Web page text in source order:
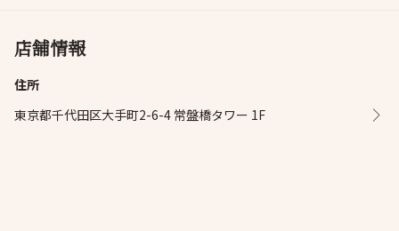
店舗情報
住所
東京都千代田区大手町2-6-4 常盤橋タワー 1F